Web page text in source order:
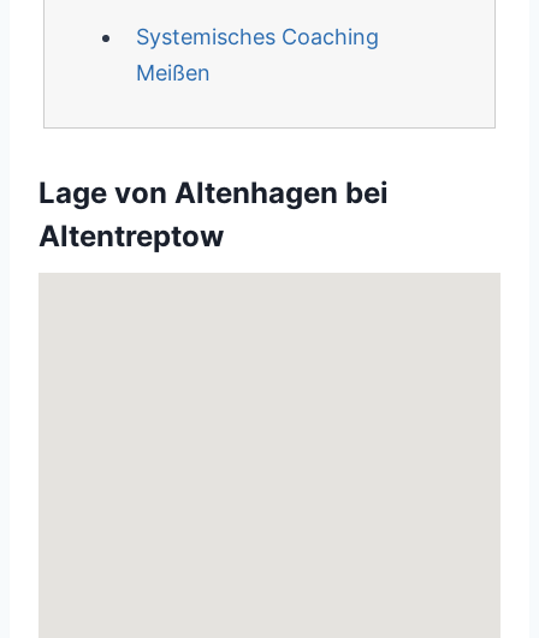
Systemisches Coaching
Meißen
Lage von Altenhagen bei
Altentreptow